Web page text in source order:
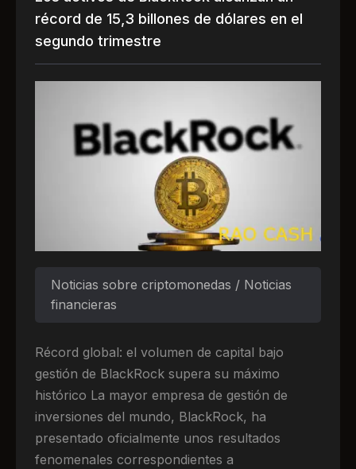
récord de 15,3 billones de dólares en el
segundo trimestre
Noticias sobre criptomonedas / Noticias
financieras
Récord global: el volumen de capital bajo
gestión de BlackRock supera su máximo
histórico La mayor empresa de gestión de
inversiones del mundo, BlackRock, ha
presentado oficialmente unos resultados
fenomenales correspondientes a